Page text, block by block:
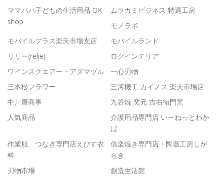
ママパパ子どもの生活用品 OK
shop
ムラカミビジネス 特選工房
モノラボ
モバイルプラス楽天市場支店
モバイルランド
リリー(relie)
ログインテリア
ワインスクエアー・アズマヅル
一心刃物
三本松フラワー
三河機工 カイノス 楽天市場店
中川屋商事
九谷焼 窯元 吉右衛門窯
人気商品
介護用品専門店 いーねっとわか
ば
作業服、つなぎ専門店えびす衣
料
信楽焼き専門店・陶器工房しが
らき
刃物市場
創造生活館